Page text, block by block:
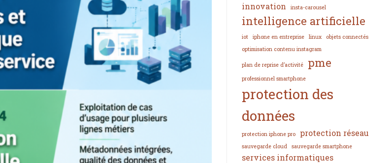
innovation
insta-carousel
intelligence artificielle
iot iphone en entreprise linux
objets connectés
optimisation contenu instagram
plan de reprise d’activité pme
professionnel smartphone
protection des
données
protection iphone pro protection réseau
sauvegarde cloud sauvegarde smartphone
services informatiques